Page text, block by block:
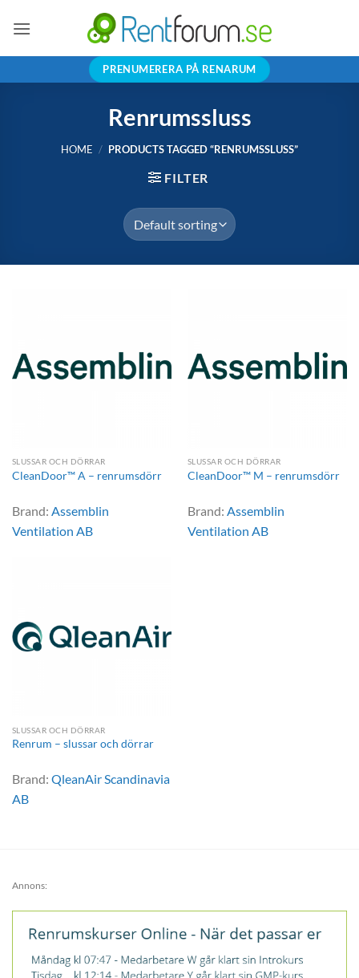
PRENUMERERA PÅ RENARUM
Renrumssluss
HOME / PRODUCTS TAGGED “RENRUMSSLUSS”
FILTER
SLUSSAR OCH DÖRRAR
CleanDoor™ A – renrumsdörr
Brand: Assemblin
Ventilation AB
SLUSSAR OCH DÖRRAR
CleanDoor™ M – renrumsdörr
Brand: Assemblin
Ventilation AB
SLUSSAR OCH DÖRRAR
Renrum – slussar och dörrar
Brand: QleanAir Scandinavia
AB
Annons: